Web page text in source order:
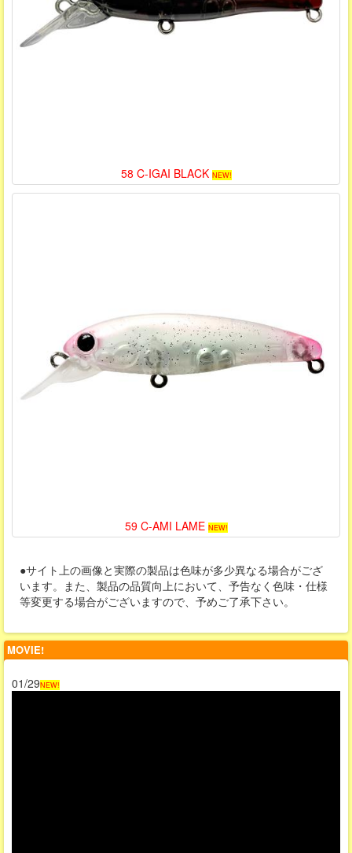
58 C-IGAI BLACK NEW!
59 C-AMI LAME NEW!
●サイト上の画像と実際の製品は色味が多少異なる場合がござ
います。また、製品の品質向上において、予告なく色味・仕様
等変更する場合がございますので、予めご了承下さい。
MOVIE!
01/29NEW!